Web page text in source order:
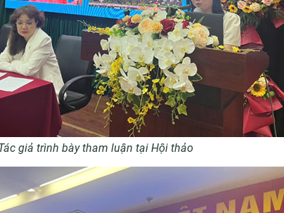
giả trình bày tham luận tại Hội thảo